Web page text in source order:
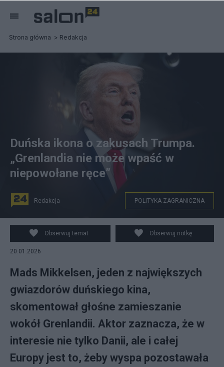
Strona główna Redakcja
na zdjęciu: prezydent USA Donald Trump. fot.
PAP/EPA/JIM LO SCALZO
Duńska ikona o zakusach Trumpa.
„Grenlandia nie może wpaść w
niepowołane ręce”
Redakcja POLITYKA ZAGRANICZNA
Obserwuj temat Obserwuj notkę
20.01.2026
Mads Mikkelsen, jeden z największych
gwiazdorów duńskiego kina,
skomentował głośne zamieszanie
wokół Grenlandii. Aktor zaznacza, że w
interesie nie tylko Danii, ale i całej
Europy jest to, żeby wyspa pozostawała